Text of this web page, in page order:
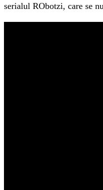
serialul RObotzi, care se